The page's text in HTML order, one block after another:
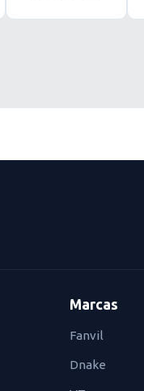
Marcas
Fanvil
Dnake